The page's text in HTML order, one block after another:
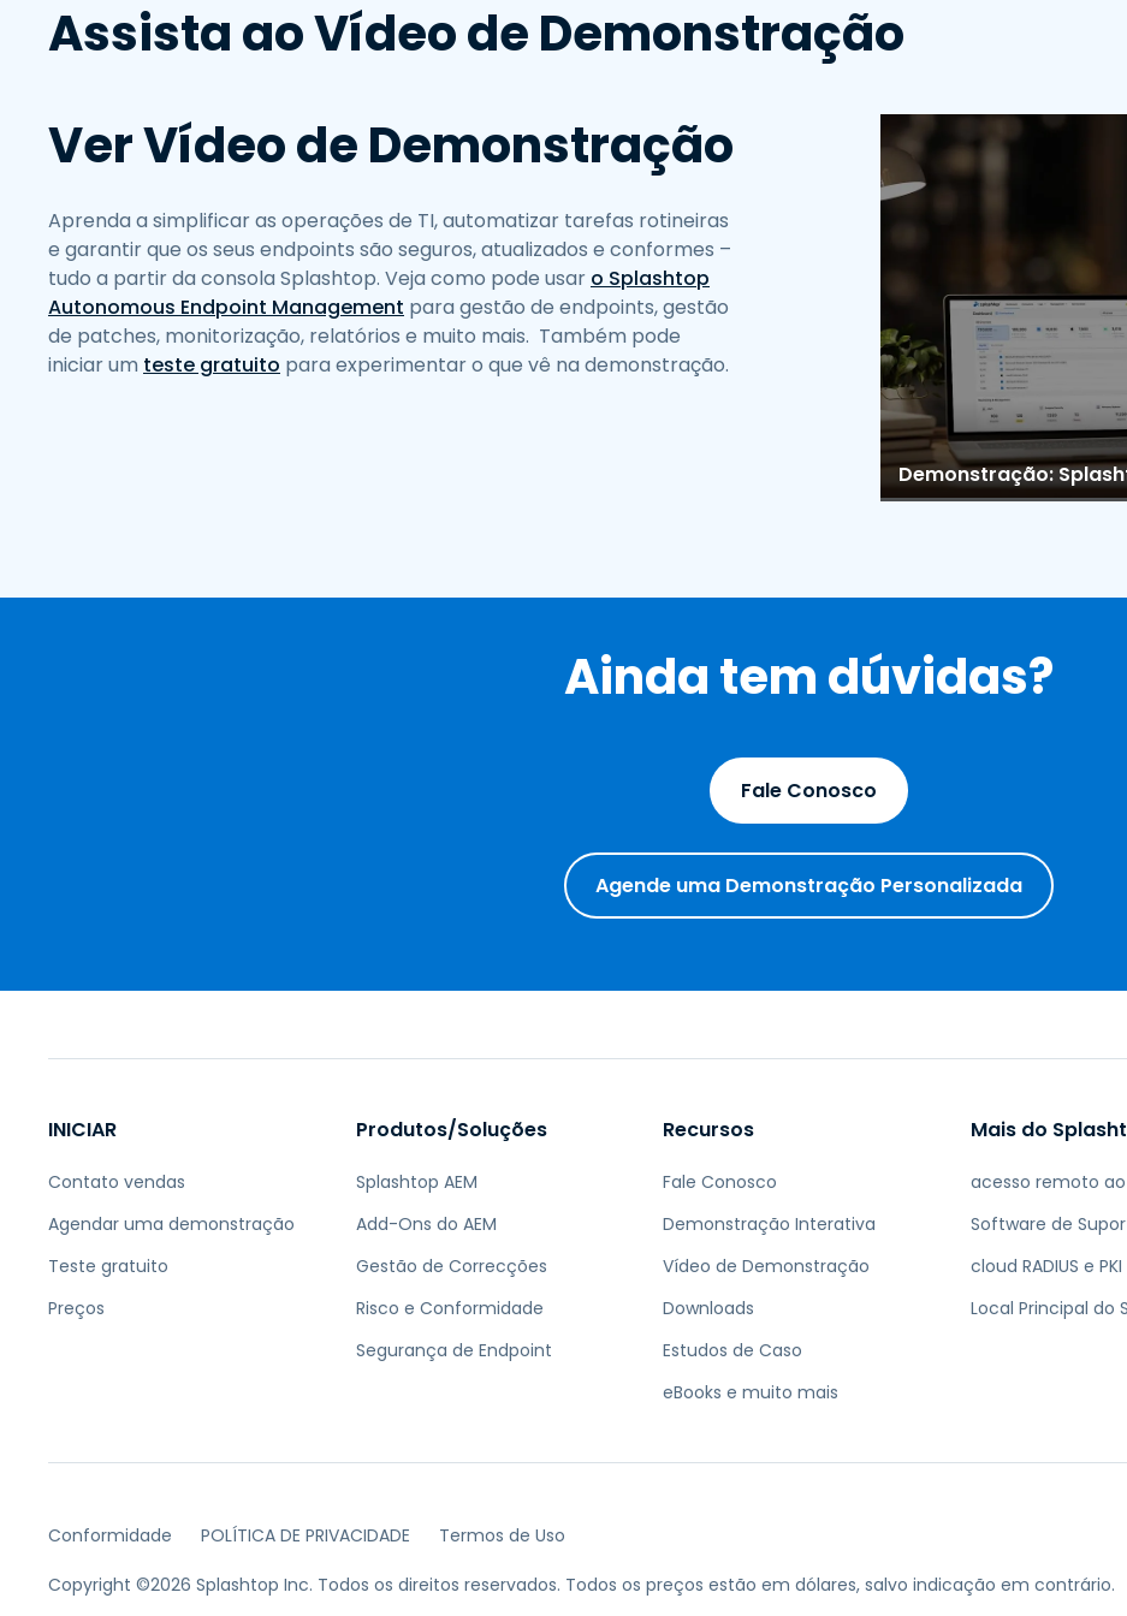
Assista ao Vídeo de Demonstração
Ver Vídeo de Demonstração
Aprenda a simplificar as operações de TI, automatizar tarefas rotineiras
e garantir que os seus endpoints são seguros, atualizados e conformes –
tudo a partir da consola Splashtop. Veja como pode usar o Splashtop
Autonomous Endpoint Management para gestão de endpoints, gestão
de patches, monitorização, relatórios e muito mais. Também pode
iniciar um teste gratuito para experimentar o que vê na demonstração.
Ainda tem dúvidas?
Fale Conosco
Agende uma Demonstração Personalizada
INICIAR
Contato vendas
Agendar uma demonstração
Teste gratuito
Preços
Produtos/Soluções
Splashtop AEM
Add-Ons do AEM
Gestão de Correcções
Risco e Conformidade
Segurança de Endpoint
Recursos
Fale Conosco
Demonstração Interativa
Vídeo de Demonstração
Downloads
Estudos de Caso
eBooks e muito mais
Mais do
acesso remoto
Software de
cloud RADIUS e PKI
Local Principal do
Conformidade POLÍTICA DE PRIVACIDADE Termos de Uso
Copyright ©2026 Splashtop Inc. Todos os direitos reservados. Todos os preços estão em dólares, salvo indicação em contrário.